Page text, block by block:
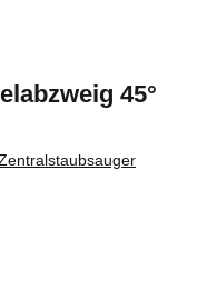
45°